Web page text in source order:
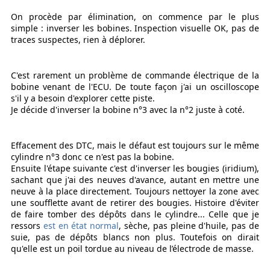
On procède par élimination, on commence par le plus
simple : inverser les bobines. Inspection visuelle OK, pas de
traces suspectes, rien à déplorer.
C'est rarement un problème de commande électrique de la
bobine venant de l'ECU. De toute façon j'ai un oscilloscope
s'il y a besoin d'explorer cette piste.
Je décide d'inverser la bobine n°3 avec la n°2 juste à coté.
Effacement des DTC, mais le défaut est toujours sur le même
cylindre n°3 donc ce n'est pas la bobine.
Ensuite l'étape suivante c'est d'inverser les bougies (iridium),
sachant que j'ai des neuves d'avance, autant en mettre une
neuve à la place directement. Toujours nettoyer la zone avec
une soufflette avant de retirer des bougies. Histoire d'éviter
de faire tomber des dépôts dans le cylindre... Celle que je
ressors est en état normal, sèche, pas pleine d'huile, pas de
suie, pas de dépôts blancs non plus. Toutefois on dirait
qu'elle est un poil tordue au niveau de l’électrode de masse.